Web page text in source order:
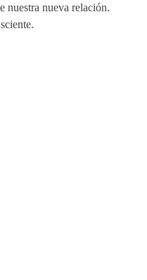
nuestra nueva relación.